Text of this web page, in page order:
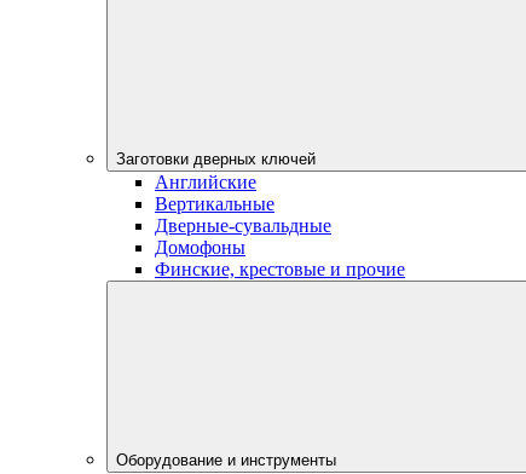
Заготовки дверных ключей
Английские
Вертикальные
Дверные-сувальдные
Домофоны
Финские, крестовые и прочие
Оборудование и инструменты